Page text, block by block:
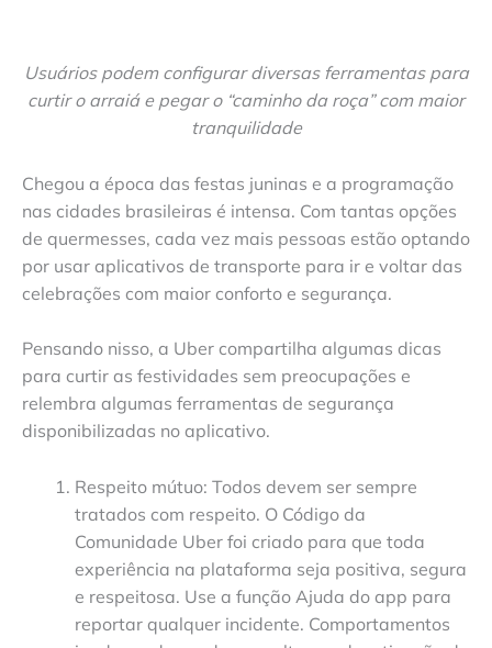
Usuários podem configurar diversas ferramentas para
curtir o arraiá e pegar o “caminho da roça” com maior
tranquilidade
Chegou a época das festas juninas e a programação
nas cidades brasileiras é intensa. Com tantas opções
de quermesses, cada vez mais pessoas estão optando
por usar aplicativos de transporte para ir e voltar das
celebrações com maior conforto e segurança.
Pensando nisso, a Uber compartilha algumas dicas
para curtir as festividades sem preocupações e
relembra algumas ferramentas de segurança
disponibilizadas no aplicativo.
Respeito mútuo: Todos devem ser sempre
tratados com respeito. O Código da
Comunidade Uber foi criado para que toda
experiência na plataforma seja positiva, segura
e respeitosa. Use a função Ajuda do app para
reportar qualquer incidente. Comportamentos